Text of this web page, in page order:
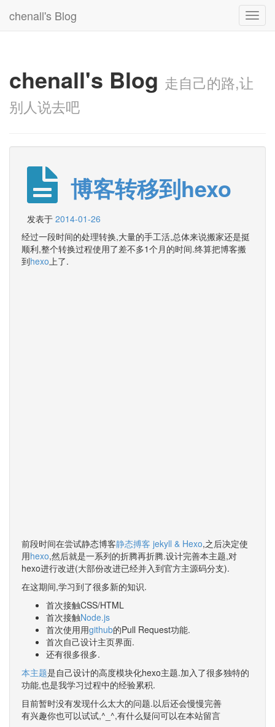
chenall's Blog
chenall's Blog 走自己的路,让
别人说去吧
博客转移到hexo
发表于 2014-01-26
经过一段时间的处理转换,大量的手工活,总体来说搬家还是挺
顺利,整个转换过程使用了差不多1个月的时间.终算把博客搬
到hexo上了.
前段时间在尝试静态博客静态搏客 jekyll & Hexo,之后决定使
用hexo,然后就是一系列的折腾再折腾.设计完善本主题,对
hexo进行改进(大部份改进已经并入到官方主源码分支).
在这期间,学习到了很多新的知识.
首次接触CSS/HTML
首次接触Node.js
首次使用用github的Pull Request功能.
首次自己设计主页界面.
还有很多很多.
本主题是自己设计的高度模块化hexo主题.加入了很多独特的
功能,也是我学习过程中的经验累积.
目前暂时没有发现什么太大的问题.以后还会慢慢完善
有兴趣你也可以试试,^_^,有什么疑问可以在本站留言